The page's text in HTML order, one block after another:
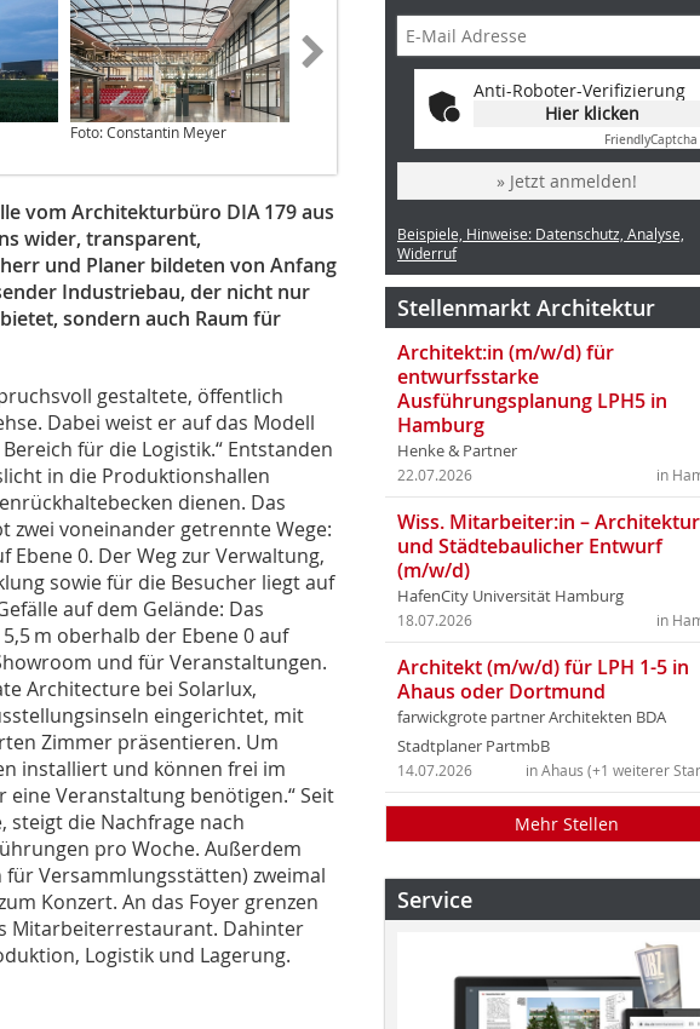
Foto: Constantin Meyer Foto: Sven Hillert
vom Architekturbüro DIA 179 aus
wider, transparent,
und Planer bildeten von Anfang
Industriebau, der nicht nur
sondern auch Raum für
gestaltete, öffentlich
Dabei weist er auf das Modell
für die Logistik.“ Entstanden
in die Produktionshallen
dienen. Das
zwei voneinander getrennte Wege:
Ebene 0. Der Weg zur Verwaltung,
sowie für die Besucher liegt auf
auf dem Gelände: Das
m oberhalb der Ebene 0 auf
und für Veranstaltungen.
Architecture bei Solarlux,
eingerichtet, mit
Zimmer präsentieren. Um
installiert und können frei im
eine Veranstaltung benötigen.“ Seit
steigt die Nachfrage nach
pro Woche. Außerdem
Versammlungsstätten) zweimal
Konzert. An das Foyer grenzen
Mitarbeiterrestaurant. Dahinter
Logistik und Lagerung.
Anti-Roboter-Verifizierung
Hier klicken
Friendly
» Jetzt anmelden!
Beispiele, Hinweise: Datenschutz, Analyse,
Widerruf
Stellenmarkt Architektur
Architekt:in (m/w/d) für
entwurfsstarke
Ausführungsplanung LPH5 in
Hamburg
Henke & Partner
in
22.07.2026
Wiss. Mitarbeiter:in – Architektur
und Städtebaulicher Entwurf
(m/w/d)
HafenCity Universität Hamburg
in
18.07.2026
Architekt (m/w/d) für LPH 1-5 in
Ahaus oder Dortmund
farwickgrote partner Architekten BDA
Stadtplaner PartmbB
in Ahaus (+1 weiterer
14.07.2026
Mehr Stellen
Service